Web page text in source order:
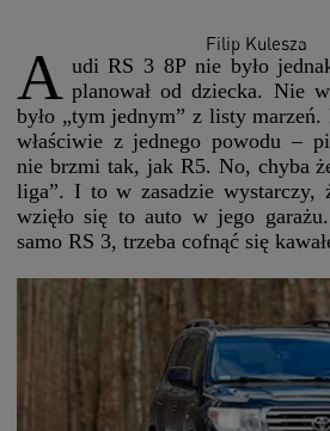
Filip Kulesza
A udi RS 3 8P nie było
planował od dziecka. Nie
było „tym jednym” z listy
właściwie z jednego powodu –
nie brzmi tak, jak R5. No, chyba
liga”. I to w zasadzie wystarczy,
wzięło się to auto w jego
samo RS 3, trzeba cofnąć się